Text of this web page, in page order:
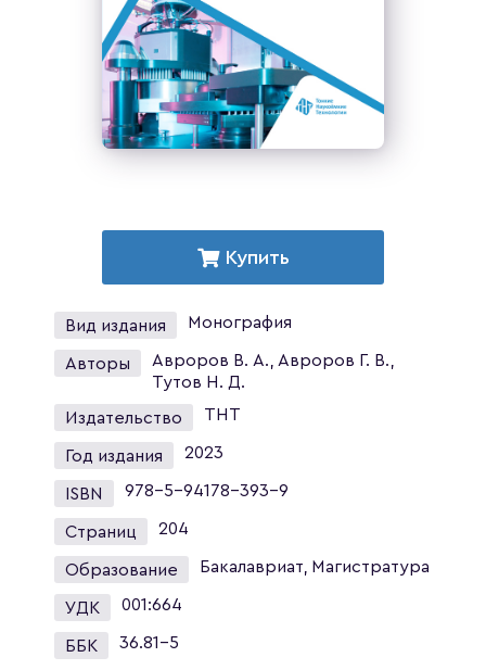
Купить
Вид издания Монография
Авторы
Авроров В. А., Авроров Г. В.,
Тутов Н. Д.
Издательство ТНТ
Год издания 2023
ISBN 978-5-94178-393-9
Страниц 204
Образование Бакалавриат, Магистратура
УДК 001:664
ББК 36.81-5